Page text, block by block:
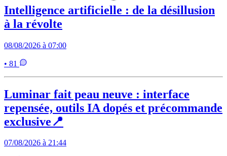
Intelligence artificielle : de la désillusion
à la révolte
08/08/2026 à 07:00
• 81
Luminar fait peau neuve : interface
repensée, outils IA dopés et précommande
exclusive📍
07/08/2026 à 21:44